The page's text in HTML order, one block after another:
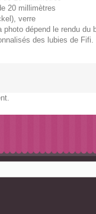
20 millimètres
verre
photo dépend le rendu du
des lubies de